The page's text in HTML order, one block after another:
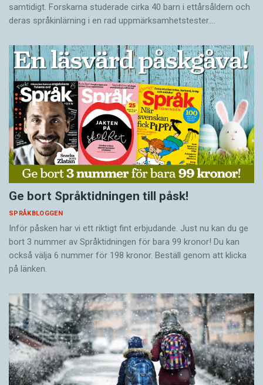
samtidigt. Forskarna studerade cirka 40 barn i ettårsåldern och
deras språkinlärning i en rad uppmärksamhetstester.…
Ge bort Språktidningen till påsk!
SPRÅKBLOGGEN
Inför påsken har vi ett riktigt fint erbjudande. Just nu kan du ge
bort 3 nummer av Språktidningen för bara 99 kronor! Du kan
också välja 6 nummer för 198 kronor. Beställ genom att klicka
på länken.